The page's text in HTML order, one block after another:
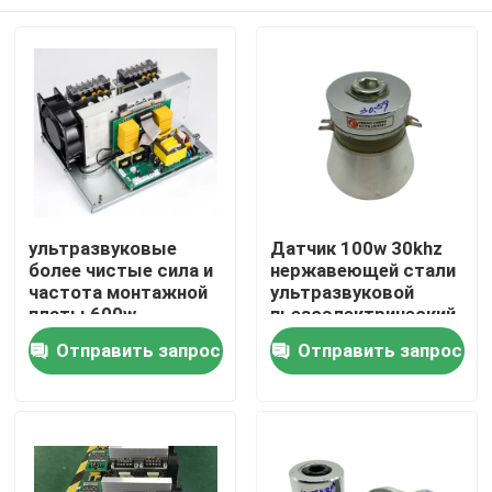
Дом
О нас
ультразвуковые
более чистые сила и
частота монтажной
платы 600w
Отправить запрос
Датчик 100w 30khz
нержавеющей стали
ультразвуковой
пьезоэлектрический
Отправить запрос